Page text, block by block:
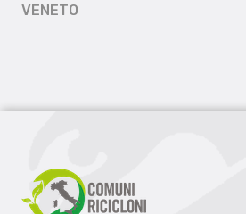
VENETO